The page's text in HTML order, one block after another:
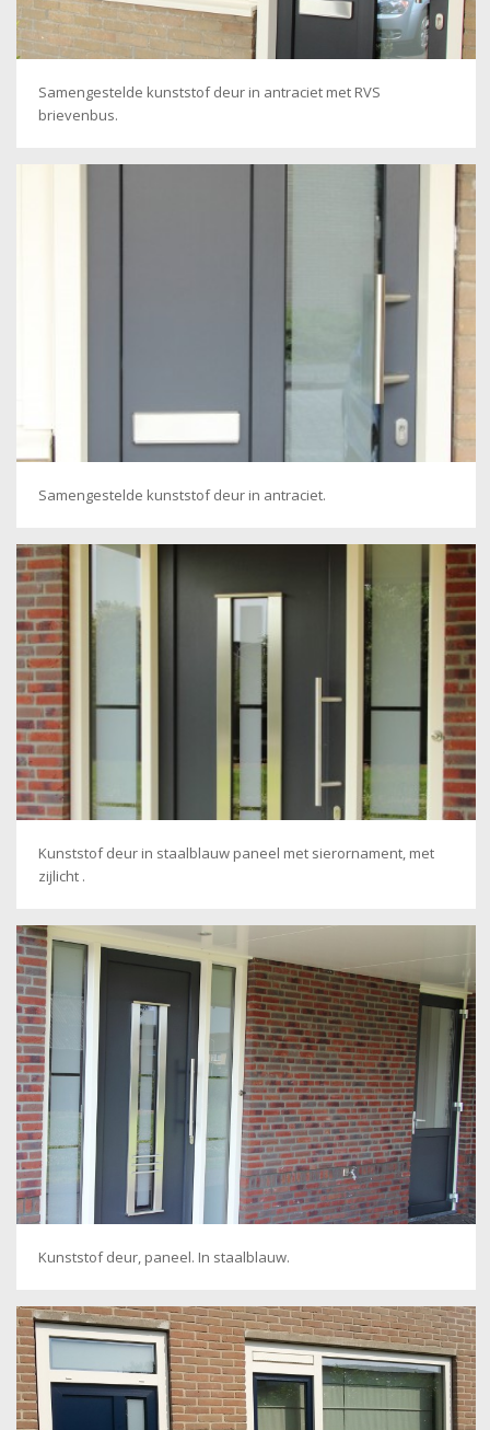
Samengestelde kunststof deur in antraciet met RVS
brievenbus.
Samengestelde kunststof deur in antraciet.
Kunststof deur in staalblauw paneel met sierornament, met
zijlicht .
Kunststof deur, paneel. In staalblauw.